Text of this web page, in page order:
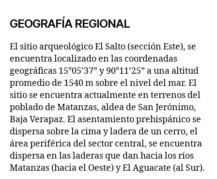
GEOGRAFÍA REGIONAL
El sitio arqueológico El Salto (sección Este), se
encuentra localizado en las coordenadas
geográficas 15°05’37” y 90°11’25” a una altitud
promedio de 1540 m sobre el nivel del mar. El
sitio se encuentra actualmente en terrenos del
poblado de Matanzas, aldea de San Jerónimo,
Baja Verapaz. El asentamiento prehispánico se
dispersa sobre la cima y ladera de un cerro, el
área periférica del sector central, se encuentra
dispersa en las laderas que dan hacia los ríos
Matanzas (hacia el Oeste) y El Aguacate (al Sur).